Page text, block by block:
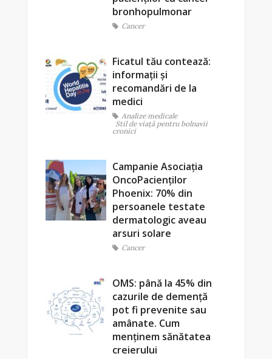
bronhopulmonar
Cancer
Ficatul tău contează:
informații și
recomandări de la
medici
Analize medicale
Stil de viaţă pentru bolnavii
cronici
Campanie Asociația
OncoPacienților
Phoenix: 70% din
persoanele testate
dermatologic aveau
arsuri solare
Cancer
OMS: până la 45% din
cazurile de demență
pot fi prevenite sau
amânate. Cum
menținem sănătatea
creierului